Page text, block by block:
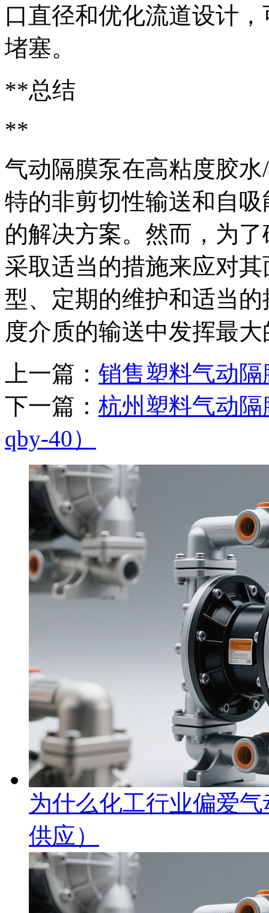
口直径和优化流道设计
堵塞。
**总结
**
气动隔膜泵在高粘度胶
特的非剪切性输送和自
的解决方案。然而，为
采取适当的措施来应对
型、定期的维护和适当
度介质的输送中发挥最
上一篇： 销售塑料气动
下一篇： 杭州塑料气动
qby-40）
为什么化工行业偏爱
供应）